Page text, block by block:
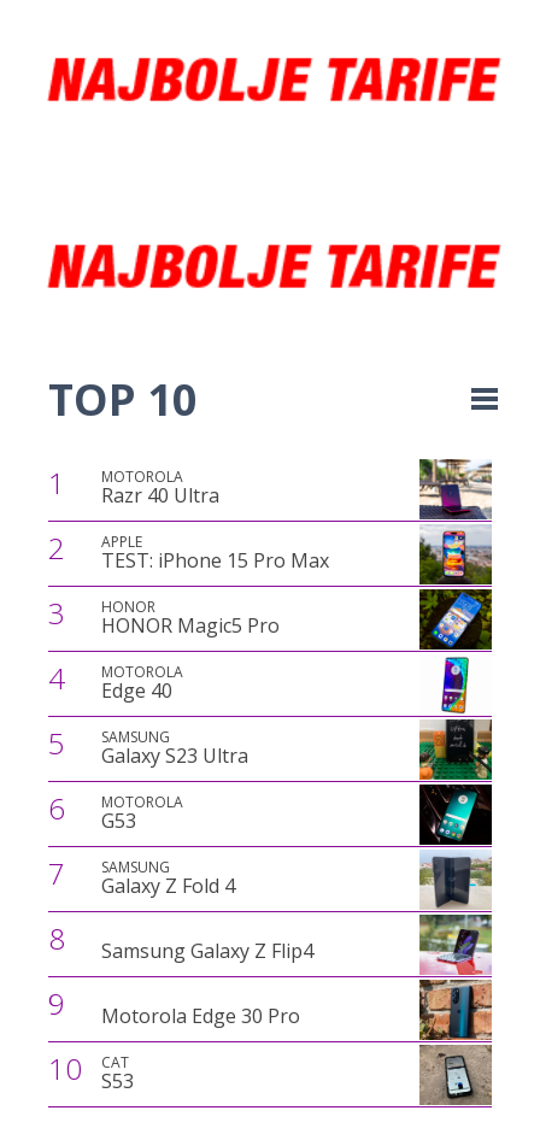
TOP 10
1 MOTOROLA
Razr 40 Ultra
2 APPLE
TEST: iPhone 15 Pro Max
3 HONOR
HONOR Magic5 Pro
4 MOTOROLA
Edge 40
5 SAMSUNG
Galaxy S23 Ultra
6 MOTOROLA
G53
7 SAMSUNG
Galaxy Z Fold 4
8 Samsung Galaxy Z Flip4
9 Motorola Edge 30 Pro
10 CAT
S53